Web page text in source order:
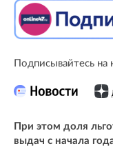
Подписывайтесь на
При этом доля
выдач с начала